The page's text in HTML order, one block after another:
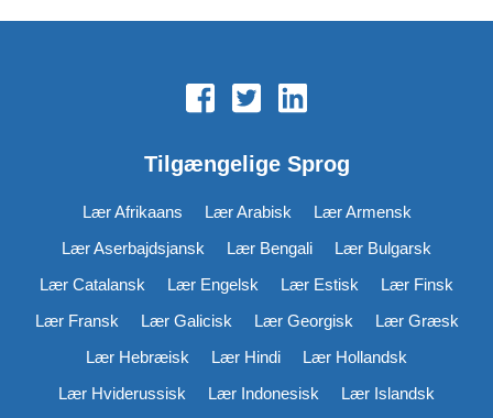
Tilgængelige Sprog
Lær Afrikaans Lær Arabisk
Lær Armensk
Lær Aserbajdsjansk
Lær Bengali
Lær Bulgarsk
Lær Catalansk
Lær Engelsk Lær Estisk
Lær Finsk
Lær Fransk
Lær Galicisk Lær Georgisk
Lær Græsk
Lær Hebræisk
Lær Hindi
Lær Hollandsk
Lær Hviderussisk
Lær Indonesisk
Lær Islandsk